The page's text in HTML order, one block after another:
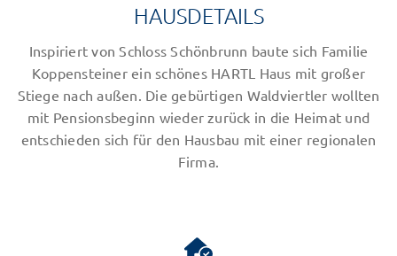
HAUSDETAILS
Inspiriert von Schloss Schönbrunn baute sich Familie
Koppensteiner ein schönes HARTL Haus mit großer
Stiege nach außen. Die gebürtigen Waldviertler wollten
mit Pensionsbeginn wieder zurück in die Heimat und
entschieden sich für den Hausbau mit einer regionalen
Firma.